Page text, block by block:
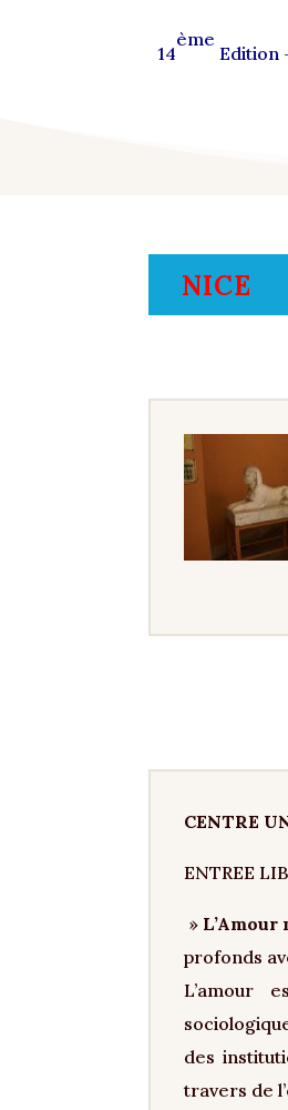
14
ème
Edition
NICE
CENTRE
ENTREE
»
profonds
L’amour
des
travers de